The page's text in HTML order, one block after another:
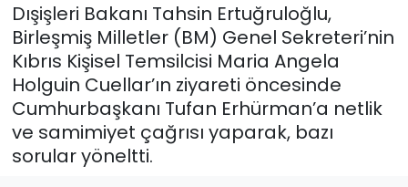
Dışişleri Bakanı Tahsin Ertuğruloğlu,
Birleşmiş Milletler (BM) Genel Sekreteri’nin
Kıbrıs Kişisel Temsilcisi Maria Angela
Holguin Cuellar’ın ziyareti öncesinde
Cumhurbaşkanı Tufan Erhürman’a netlik
ve samimiyet çağrısı yaparak, bazı
sorular yöneltti.
GEZİ
Güncel
Gündem
KKTC